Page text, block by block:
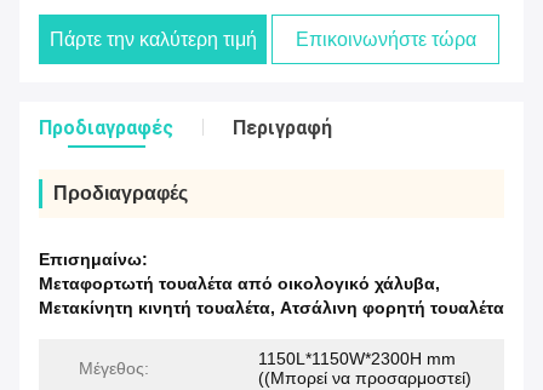
Πάρτε την καλύτερη τιμή Επικοινωνήστε τώρα
Προδιαγραφές Περιγραφή
Προδιαγραφές
Επισημαίνω:
Μεταφορτωτή τουαλέτα από οικολογικό χάλυβα,
Μετακίνητη κινητή τουαλέτα, Ατσάλινη φορητή τουαλέτα
Μέγεθος:
1150L*1150W*2300H mm
((Μπορεί να προσαρμοστεί)